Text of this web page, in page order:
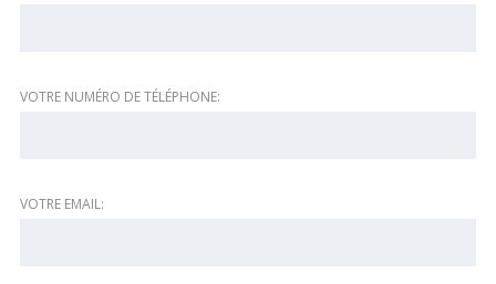
VOTRE NUMÉRO DE TÉLÉPHONE:
VOTRE EMAIL: